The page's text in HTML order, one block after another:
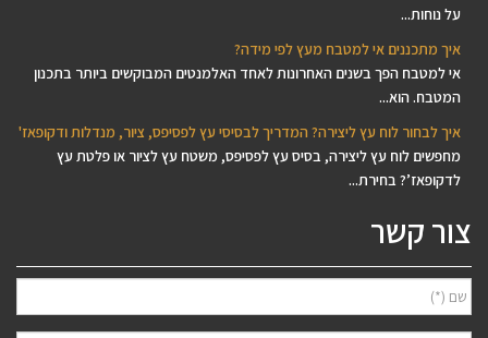
על נוחות...
איך מתכננים אי למטבח מעץ לפי מידה?
אי למטבח הפך בשנים האחרונות לאחד האלמנטים המבוקשים ביותר בתכנון
המטבח. הוא...
איך לבחור לוח עץ ליצירה? המדריך לבסיסי עץ לפסיפס, ציור, מנדלות ודקופאז'
מחפשים לוח עץ ליצירה, בסיס עץ לפסיפס, משטח עץ לציור או פלטת עץ
לדקופאז’? בחירת...
צור קשר